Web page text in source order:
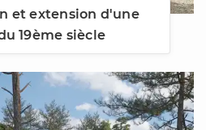
et extension d'une
19ème siècle